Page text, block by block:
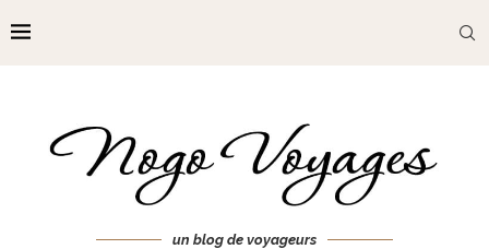
un blog de voyageurs